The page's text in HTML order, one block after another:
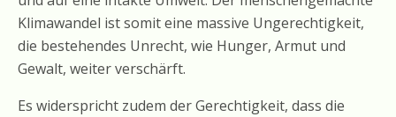
Klimawandel ist somit eine massive Ungerechtigkeit,
die bestehendes Unrecht, wie Hunger, Armut und
Gewalt, weiter verschärft.
Es widerspricht zudem der Gerechtigkeit, dass die